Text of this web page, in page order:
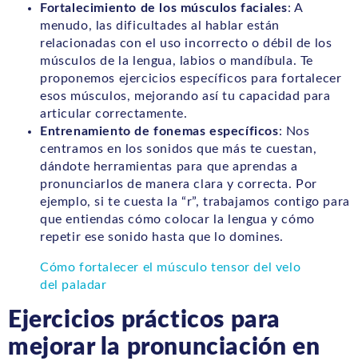
Fortalecimiento de los músculos faciales: A
menudo, las dificultades al hablar están
relacionadas con el uso incorrecto o débil de los
músculos de la lengua, labios o mandíbula. Te
proponemos ejercicios específicos para fortalecer
esos músculos, mejorando así tu capacidad para
articular correctamente.
Entrenamiento de fonemas específicos: Nos
centramos en los sonidos que más te cuestan,
dándote herramientas para que aprendas a
pronunciarlos de manera clara y correcta. Por
ejemplo, si te cuesta la “r”, trabajamos contigo para
que entiendas cómo colocar la lengua y cómo
repetir ese sonido hasta que lo domines.
Cómo fortalecer el músculo tensor del velo
del paladar
Ejercicios prácticos para
mejorar la pronunciación en